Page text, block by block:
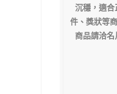
沉穩，適合
件、獎狀等
商品請洽名